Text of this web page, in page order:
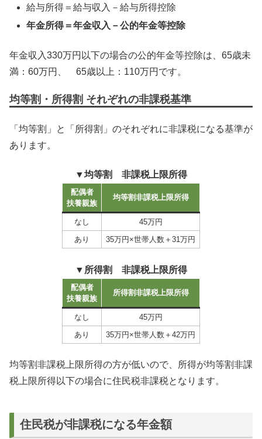
給与所得＝給与収入－給与所得控除
年金所得＝年金収入－公的年金等控除
年金収入330万円以下の場合の公的年金等控除は、65歳未
満：60万円、 65歳以上：110万円です。
均等割・所得割 それぞれの非課税基準
「均等割」と「所得割」のそれぞれに非課税になる基準が
あります。
▼均等割 非課税上限所得
配偶者
扶養親族
均等割非課税上限所得
なし
45万円
あり
35万円×世帯人数＋31万円
▼ 所得割 非課税上限所得
配偶者
扶養親族
所得割非課税上限所得
なし
45万円
あり
35万円×世帯人数＋42万円
均等割非課税上限所得の方が低いので、所得が均等割非課
税上限所得以下の場合に住民税非課税となります。
住民税が非課税になる年金額